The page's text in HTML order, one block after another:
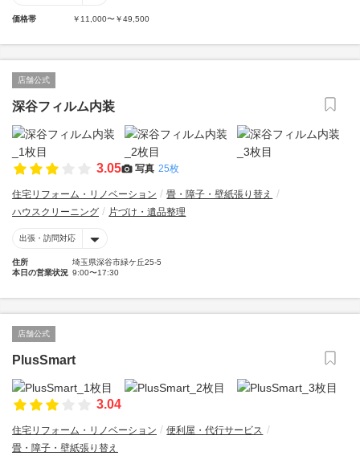
価格帯 ￥11,000〜￥49,500
店舗公式
深谷フィルム内装
3.05 写真 25枚
住宅リフォーム・リノベーション
畳・障子・壁紙張り替え
ハウスクリーニング
片づけ・遺品整理
出張・訪問対応
住所
埼玉県深谷市緑ケ丘25-5
本日の営業状況 9:00〜17:30
店舗公式
PlusSmart
3.04
住宅リフォーム・リノベーション
便利屋・代行サービス
畳・障子・壁紙張り替え